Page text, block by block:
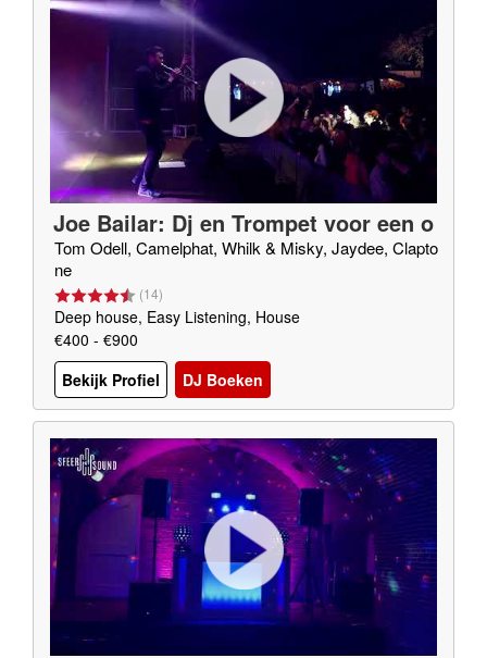
Joe Bailar: Dj en Trompet voor een o
nvergetelijk feest
Tom Odell, Camelphat, Whilk & Misky, Jaydee, Clapto
ne
(14)
Deep house, Easy Listening, House
€400 - €900
Bekijk Profiel
DJ Boeken